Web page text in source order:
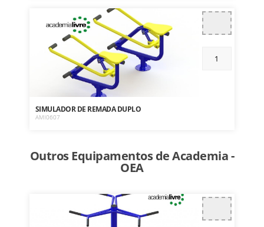
SIMULADOR DE REMADA DUPLO
AMI0607
Outros Equipamentos de Academia -
OEA